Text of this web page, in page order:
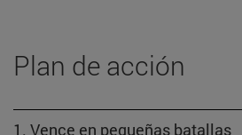
Plan de acción
1. Vence en pequeñas batallas